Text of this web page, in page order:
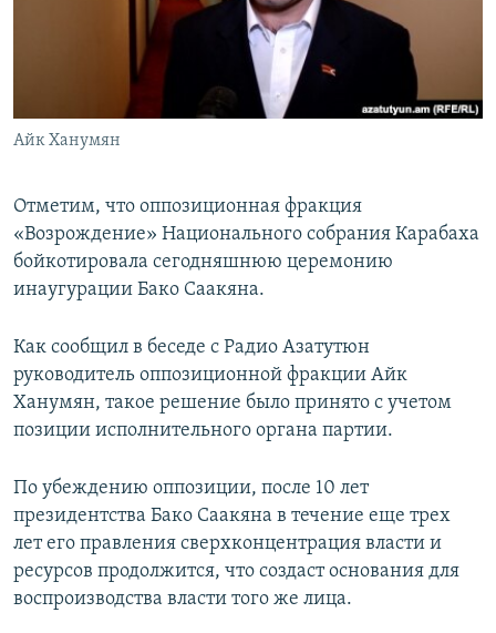
Айк Ханумян
Отметим, что оппозиционная фракция
«Возрождение» Национального собрания Карабаха
бойкотировала сегодняшнюю церемонию
инаугурации Бако Саакяна.
Как сообщил в беседе с Радио Азатутюн
руководитель оппозиционной фракции Айк
Ханумян, такое решение было принято с учетом
позиции исполнительного органа партии.
По убеждению оппозиции, после 10 лет
президентства Бако Саакяна в течение еще трех
лет его правления сверхконцентрация власти и
ресурсов продолжится, что создаст основания для
воспроизводства власти того же лица.